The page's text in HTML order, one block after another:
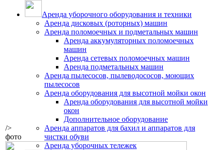
Аренда уборочного оборудования и техники
Аренда дисковых (роторных) машин
Аренда поломоечных и подметальных машин
Аренда аккумуляторных поломоечных
машин
Аренда сетевых поломоечных машин
Аренда подметальных машин
Аренда пылесосов, пылеводососов, моющих
пылесосов
Аренда оборудования для высотной мойки окон
Аренда оборудования для высотной мойки
окон
Дополнительное оборудование
Аренда аппаратов для бахил и аппаратов для
чистки обуви
Аренда уборочных тележек
/>
фото